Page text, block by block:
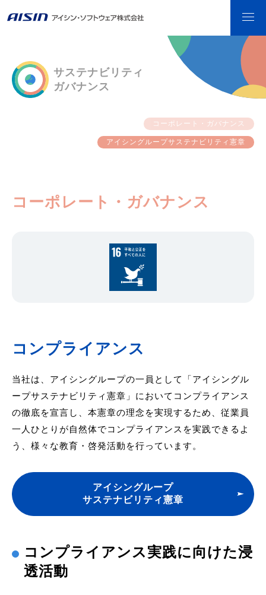
サステナビリティ
ガバナンス
コーポレート・ガバナンス
アイシングループサステナビリティ憲章
コーポレート・ガバナンス
コンプライアンス
当社は、アイシングループの一員として「アイシングル
ープサステナビリティ憲章」においてコンプライアンス
の徹底を宣言し、本憲章の理念を実現するため、従業員
一人ひとりが自然体でコンプライアンスを実践できるよ
う、様々な教育・啓発活動を行っています。
アイシングループ
サステナビリティ憲章
コンプライアンス実践に向けた浸
透活動